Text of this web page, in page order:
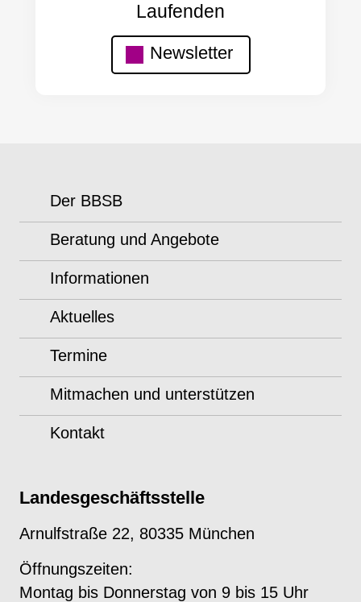
Laufenden
Newsletter
Der BBSB
Beratung und Angebote
Informationen
Aktuelles
Termine
Mitmachen und unterstützen
Kontakt
Landesgeschäftsstelle
Arnulfstraße 22, 80335 München
Öffnungszeiten:
Montag bis Donnerstag von 9 bis 15 Uhr